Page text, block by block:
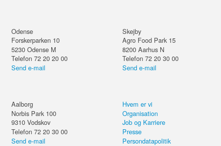
Odense
Forskerparken 10
5230 Odense M
Telefon 72 20 20 00
Send e-mail
Skejby
Agro Food Park 15
8200 Aarhus N
Telefon 72 20 30 00
Send e-mail
Aalborg
Norbis Park 100
9310 Vodskov
Telefon 72 20 30 00
Send e-mail
Hvem er vi
Organisation
Job og Karriere
Presse
Persondatapolitik